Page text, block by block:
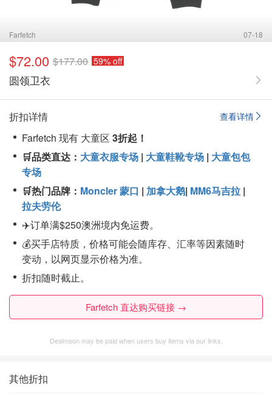
Farfetch 07-18
$72.00 $177.00 59% off
圆领卫衣
查看详情
折扣详情
Farfetch 现有 大童区 3折起！
🛒品类直达： 大童衣服专场 | 大童鞋靴专场 | 大童包包
专场
🛒热门品牌： Moncler 蒙口 | 加拿大鹅| MM6马吉拉 |
拉夫劳伦
✈️订单满$250澳洲境内免运费。
💰买手店特质，价格可能会随库存、汇率等因素随时
变动，以网页显示价格为准。
折扣随时截止。
Farfetch 直达购买链接 →
Dealmoon may be paid when users buy items via our links.
其他折扣